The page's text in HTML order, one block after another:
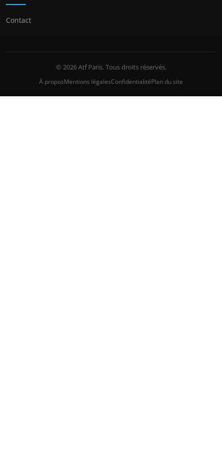
Contact
© 2026 Atf Paris. Tous droits réservés.
À proposMentions légalesConfidentialitéPlan du site